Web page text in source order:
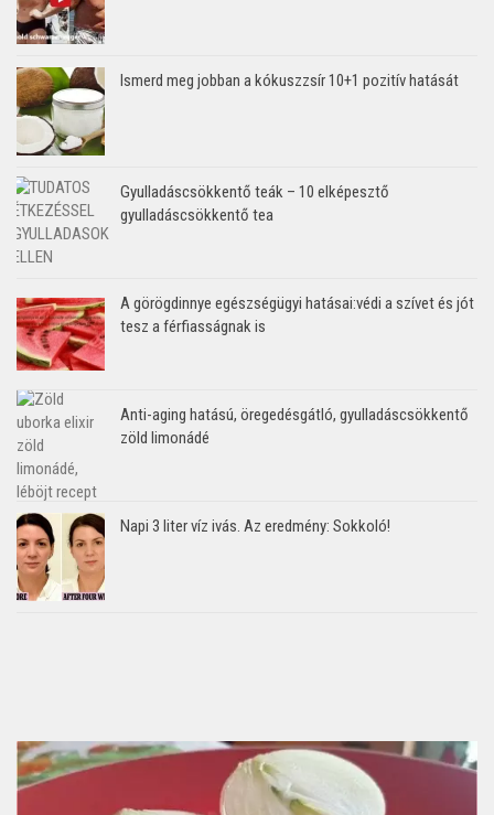
Ismerd meg jobban a kókuszzsír 10+1 pozitív hatását
Gyulladáscsökkentő teák – 10 elképesztő
gyulladáscsökkentő tea
A görögdinnye egészségügyi hatásai:védi a szívet és jót
tesz a férfiasságnak is
Anti-aging hatású, öregedésgátló, gyulladáscsökkentő
zöld limonádé
Napi 3 liter víz ivás. Az eredmény: Sokkoló!